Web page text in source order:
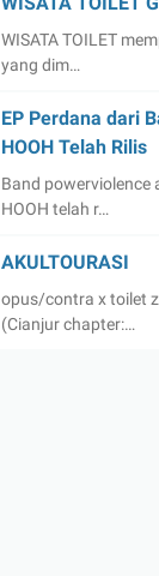
WISATA TOILET
yang dim…
EP Perdana dari
HOOH Telah Rilis
Band powerviolence
HOOH telah r…
AKULTOURASI
opus/contra x toilet
(Cianjur chapter:…